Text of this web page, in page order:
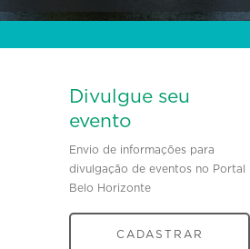
Divulgue seu
evento
Envio de informações para
divulgação de eventos no Portal
Belo Horizonte
CADASTRAR